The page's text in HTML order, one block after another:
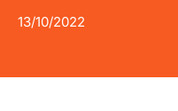
13/10/2022